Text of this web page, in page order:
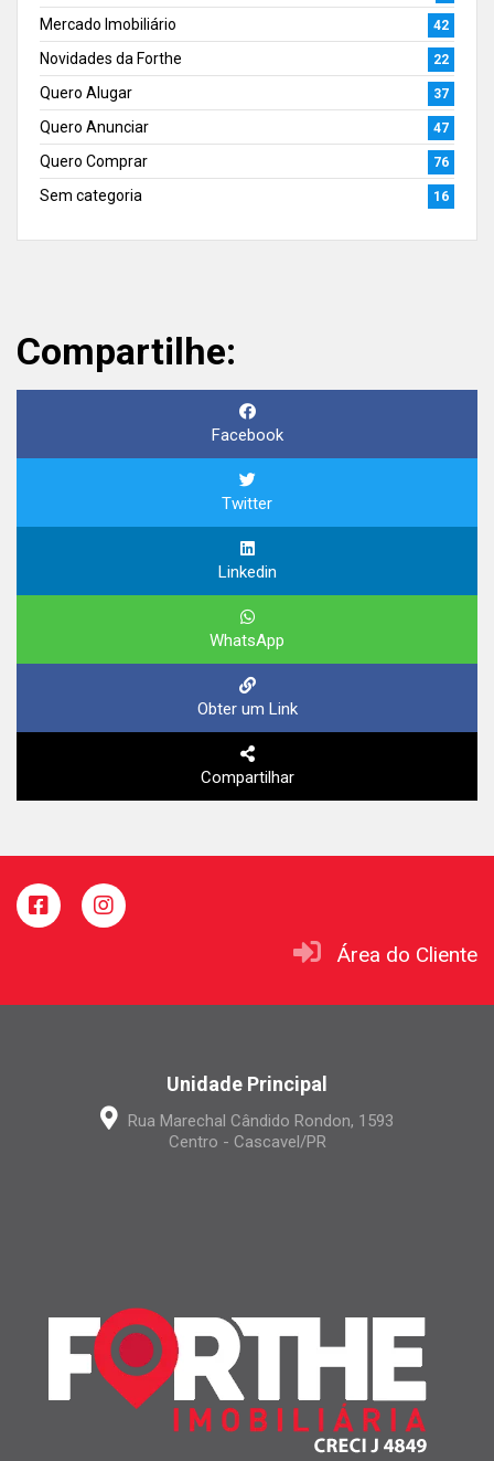
Mercado Imobiliário 42
Novidades da Forthe 22
Quero Alugar 37
Quero Anunciar 47
Quero Comprar 76
Sem categoria 16
Compartilhe:
Facebook
Twitter
Linkedin
WhatsApp
Obter um Link
Compartilhar
Área do Cliente
Unidade Principal
Rua Marechal Cândido Rondon, 1593
Centro - Cascavel/PR